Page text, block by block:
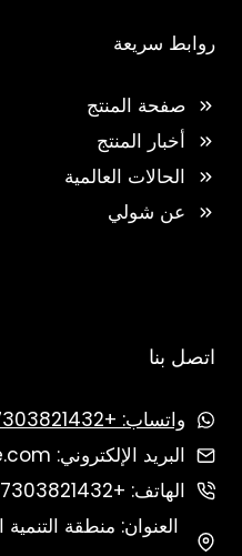
روابط سريعة
صفحة المنتج
أخبار المنتج
الحالات العالمية
عن شولي
اتصل بنا
واتساب: +8617303821432
البريد الإلكتروني: info@shuliytire.com
الهاتف: +8617303821432
العنوان: منطقة